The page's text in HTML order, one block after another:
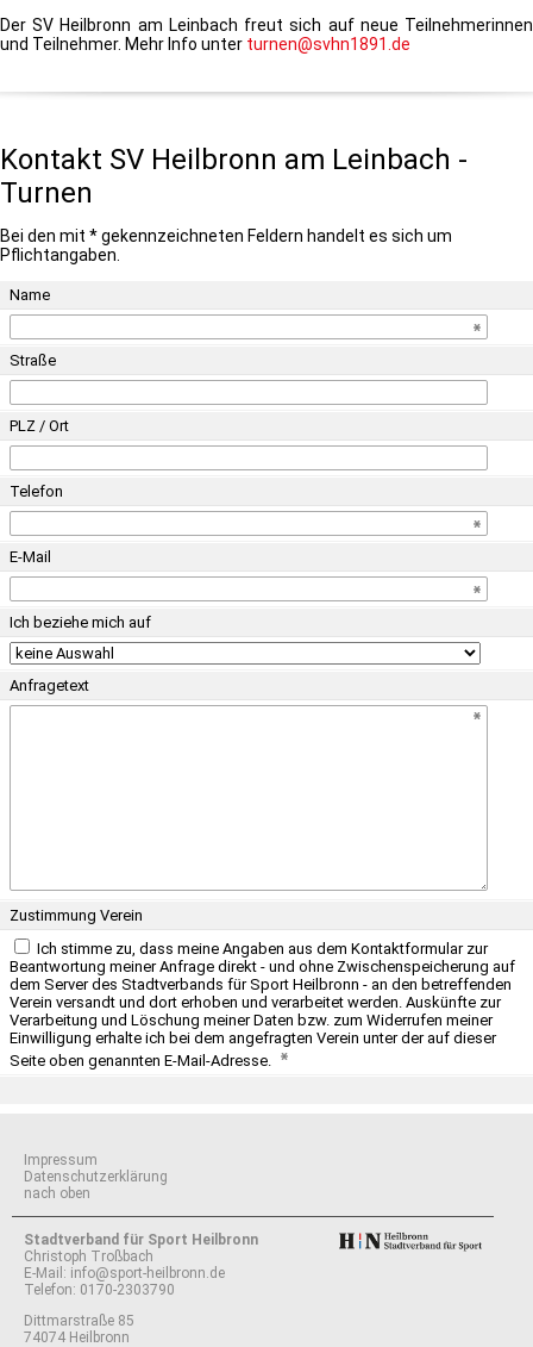
Der SV Heilbronn am Leinbach freut sich auf neue Teilnehmerinnen
und Teilnehmer. Mehr Info unter turnen@svhn1891.de
Kontakt SV Heilbronn am Leinbach -
Turnen
Bei den mit * gekennzeichneten Feldern handelt es sich um
Pflichtangaben.
Name
Straße
PLZ / Ort
Telefon
E-Mail
Ich beziehe mich auf
Anfragetext
Zustimmung Verein
Ich stimme zu, dass meine Angaben aus dem Kontaktformular zur
Beantwortung meiner Anfrage direkt - und ohne Zwischenspeicherung auf
dem Server des Stadtverbands für Sport Heilbronn - an den betreffenden
Verein versandt und dort erhoben und verarbeitet werden. Auskünfte zur
Verarbeitung und Löschung meiner Daten bzw. zum Widerrufen meiner
Einwilligung erhalte ich bei dem angefragten Verein unter der auf dieser
Seite oben genannten E-Mail-Adresse.
Impressum
Datenschutzerklärung
nach oben
Stadtverband für Sport Heilbronn
Christoph Troßbach
E-Mail: info@sport-heilbronn.de
Telefon: 0170-2303790
Dittmarstraße 85
74074 Heilbronn